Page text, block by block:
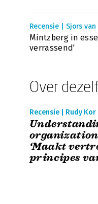
Recensie | Sjors van
Mintzberg in
verrassend'
Over
Recensie | Rudy Kor
‘Maakt
principes